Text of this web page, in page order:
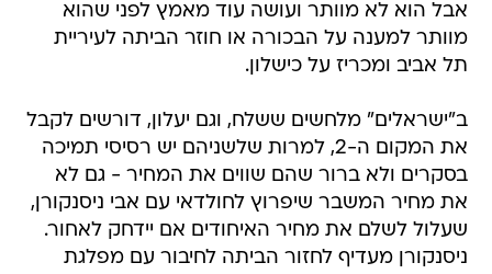
אבל הוא לא מוותר ועושה עוד מאמץ לפני שהוא
מוותר למענה על הבכורה או חוזר הביתה לעיריית
תל אביב ומכריז על כישלון.
ב"ישראלים" מלחשים ששלח, וגם יעלון, דורשים לקבל
את המקום ה-2, למרות שלשניהם יש רסיסי תמיכה
בסקרים ולא ברור שהם שווים את המחיר - גם לא
את מחיר המשבר שיפרוץ לחולדאי עם אבי ניסנקורן,
שעלול לשלם את מחיר האיחודים אם יידחק לאחור.
ניסנקורן מעדיף לחזור הביתה לחיבור עם מפלגת